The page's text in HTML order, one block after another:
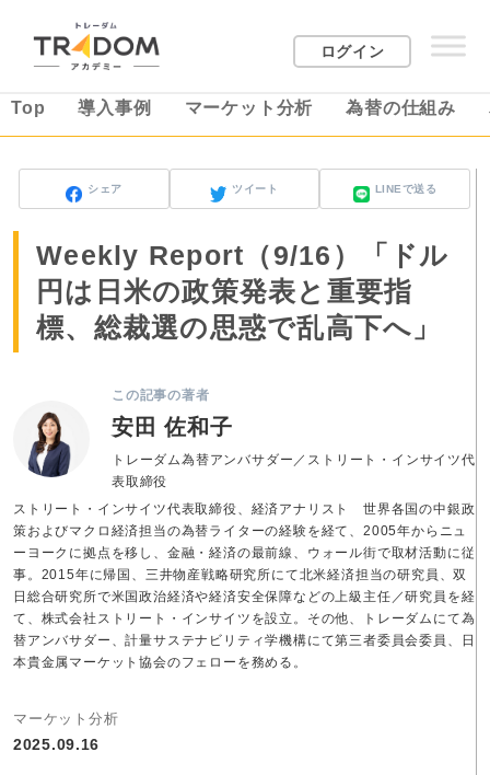
ログイン
Top 導入事例 マーケット分析 為替の仕組み
シェア ツイート LINEで送る
Weekly Report（9/16）「ドル
円は日米の政策発表と重要指
標、総裁選の思惑で乱高下へ」
この記事の著者
安田 佐和子
トレーダム為替アンバサダー／ストリート・インサイツ代
表取締役
ストリート・インサイツ代表取締役、経済アナリスト 世界各国の中銀政
策およびマクロ経済担当の為替ライターの経験を経て、2005年からニュ
ーヨークに拠点を移し、金融・経済の最前線、ウォール街で取材活動に従
事。2015年に帰国、三井物産戦略研究所にて北米経済担当の研究員、双
日総合研究所で米国政治経済や経済安全保障などの上級主任／研究員を経
て、株式会社ストリート・インサイツを設立。その他、トレーダムにて為
替アンバサダー、計量サステナビリティ学機構にて第三者委員会委員、日
本貴金属マーケット協会のフェローを務める。
マーケット分析
2025.09.16